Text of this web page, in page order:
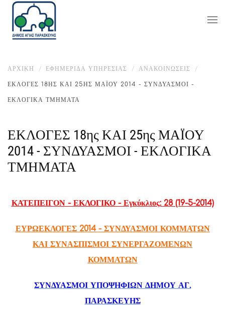
ΑΡΧΙΚΉ ΕΦΗΜΕΡΙΔΑ ΥΠΗΡΕΣΙΑΣ ΑΝΑΚΟΙΝΏΣΕΙΣ
ΕΚΛΟΓΕΣ 18ΗΣ ΚΑΙ 25ΗΣ ΜΑΪΟΥ 2014 - ΣΥΝΔΥΑΣΜΟΙ -
ΕΚΛΟΓΙΚΑ ΤΜΗΜΑΤΑ
ΕΚΛΟΓΕΣ 18ης ΚΑΙ 25ης ΜΑΪΟΥ
2014 - ΣΥΝΔΥΑΣΜΟΙ - ΕΚΛΟΓΙΚΑ
ΤΜΗΜΑΤΑ
ΚΑΤΕΠΕΙΓΟΝ - ΕΚΛΟΓΙΚΟ - Εγκύκλιος: 28 (19-5-2014)
ΕΥΡΩΕΚΛΟΓΕΣ 2014 - ΣΥΝΔΥΑΣΜΟΙ ΚΟΜΜΑΤΩΝ
ΚΑΙ ΣΥΝΑΣΠΙΣΜΟΙ ΣΥΝΕΡΓΑΖΟΜΕΝΩΝ
ΚΟΜΜΑΤΩΝ
ΣΥΝΔΥΑΣΜΟΙ ΥΠΟΨΗΦΙΩΝ ΔΗΜΟΥ ΑΓ.
ΠΑΡΑΣΚΕΥΗΣ